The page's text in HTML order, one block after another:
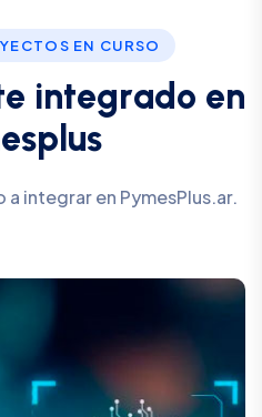
EN CURSO
e integrado en
esp us
integrar en PymesPlus.ar.